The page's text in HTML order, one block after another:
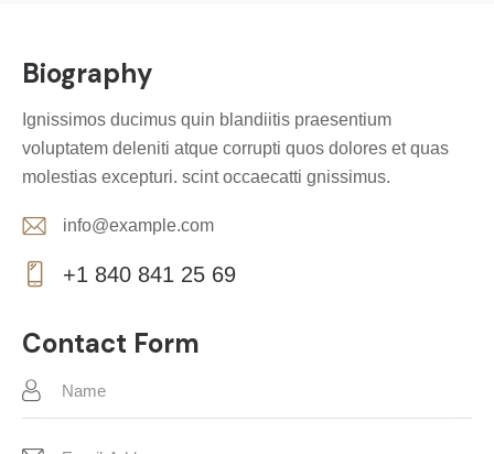
Biography
Ignissimos ducimus quin blandiitis praesentium
voluptatem deleniti atque corrupti quos dolores et quas
molestias excepturi. scint occaecatti gnissimus.
E-
m
info@example.com
on
e:
+1 840 841 25 69
Contact Form